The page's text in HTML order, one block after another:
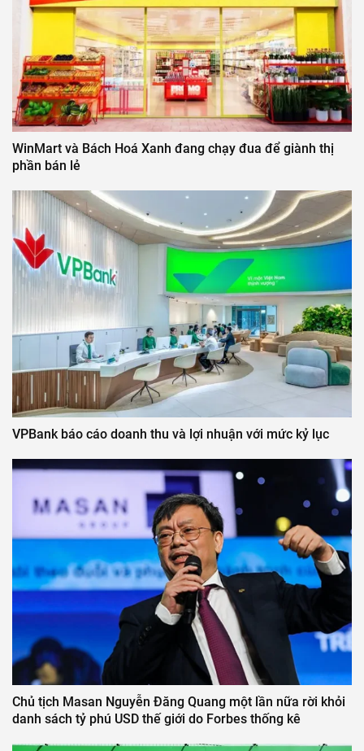
WinMart và Bách Hoá Xanh đang chạy đua để giành thị
phần bán lẻ
VPBank báo cáo doanh thu và lợi nhuận với mức kỷ lục
Chủ tịch Masan Nguyễn Đăng Quang một lần nữa rời khỏi
danh sách tỷ phú USD thế giới do Forbes thống kê